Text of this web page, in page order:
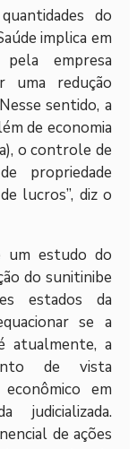
do
implica em
empresa
uma redução
sentido, a
de economia
o controle de
propriedade
lucros”, diz o
um estudo do
do sunitinibe
estados da
se a
atualmente, a
de vista
em
judicializada.
de ações